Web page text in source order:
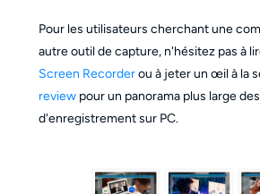
Pour les utilisateurs cherchant une
autre outil de capture, n'hésitez pas à
Screen Recorderou à jeter un œil à la
reviewpour un panorama plus large
d'enregistrement sur PC.